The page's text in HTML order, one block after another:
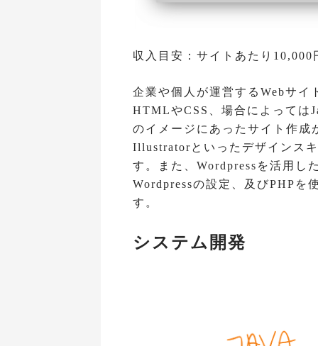
収入目安：サイトあたり10,000
企業や個人が運営するWebサイ
HTMLやCSS、場合によっては
のイメージにあったサイト作成
Illustratorといったデザインス
す。また、Wordpressを活用し
Wordpressの設定、及びPHPを
す。
システム開発